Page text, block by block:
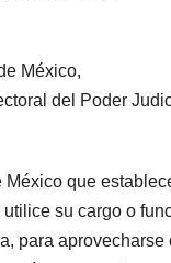
México,
del Poder
que
su cargo o
para aprovecharse